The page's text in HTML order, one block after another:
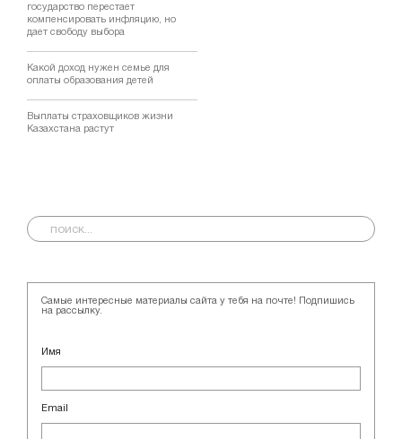
государство перестает
компенсировать инфляцию, но
дает свободу выбора
Какой доход нужен семье для
оплаты образования детей
Выплаты страховщиков жизни
Казахстана растут
Самые интересные материалы сайта у тебя на почте! Подпишись
на рассылку.
Имя
Email